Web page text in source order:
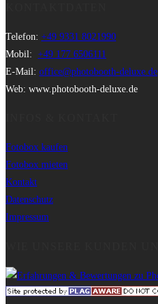
Telefon: +49 9331 8021990
Mobil: +49 177 6506111
E-Mail: office@photobooth-deluxe.de
Web: www.photobooth-deluxe.de
Fotobox kaufen
Fotobox mieten
Kontakt
Datenschutz
Impressum